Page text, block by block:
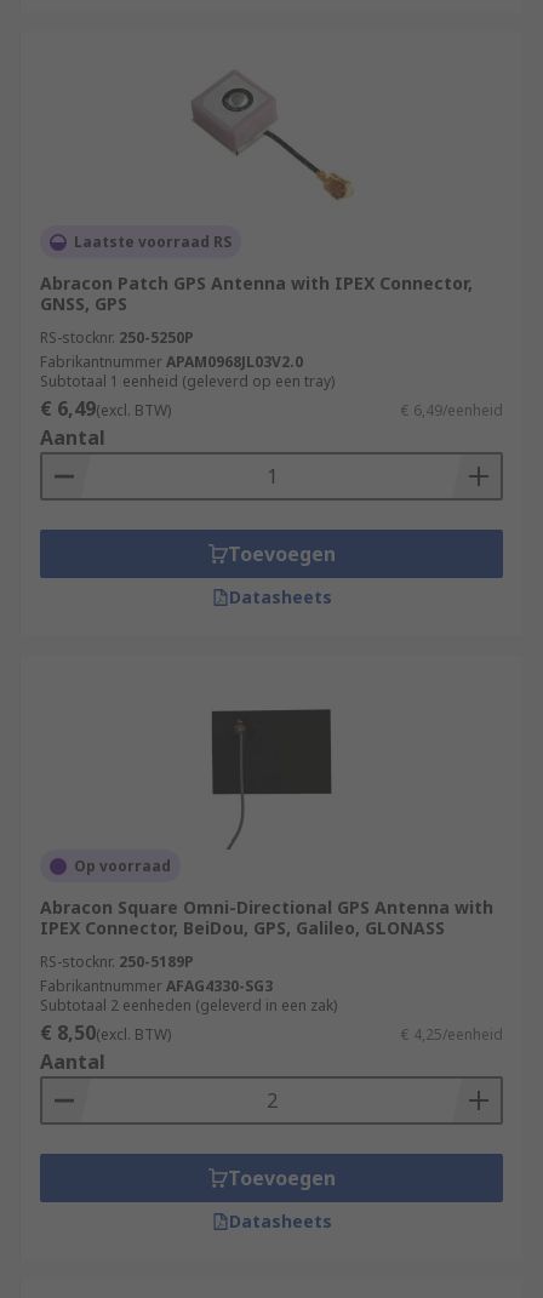
Laatste voorraad RS
Abracon Patch GPS Antenna with IPEX Connector,
GNSS, GPS
RS-stocknr. 250-5250P
FabrikantnummerAPAM0968JL03V2.0
Subtotaal 1 eenheid (geleverd op een tray)
€ 6,49(excl. BTW) € 6,49/eenheid
Aantal
Toevoegen
Datasheets
Op voorraad
Abracon Square Omni-Directional GPS Antenna with
IPEX Connector, BeiDou, GPS, Galileo, GLONASS
RS-stocknr. 250-5189P
FabrikantnummerAFAG4330-SG3
Subtotaal 2 eenheden (geleverd in een zak)
€ 8,50(excl. BTW) € 4,25/eenheid
Aantal
Toevoegen
Datasheets